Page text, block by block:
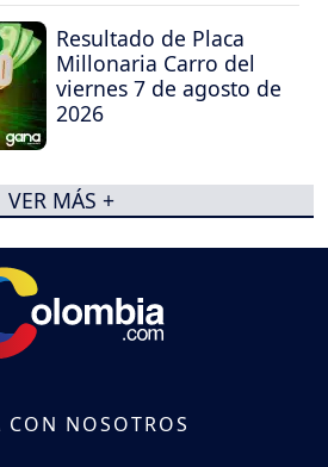
Resultado de Placa
Millonaria Carro del
viernes 7 de agosto de
2026
VER MÁS +
CON NOSOTROS